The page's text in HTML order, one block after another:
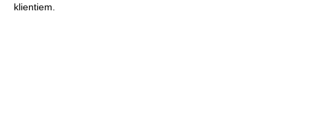
klientiem.